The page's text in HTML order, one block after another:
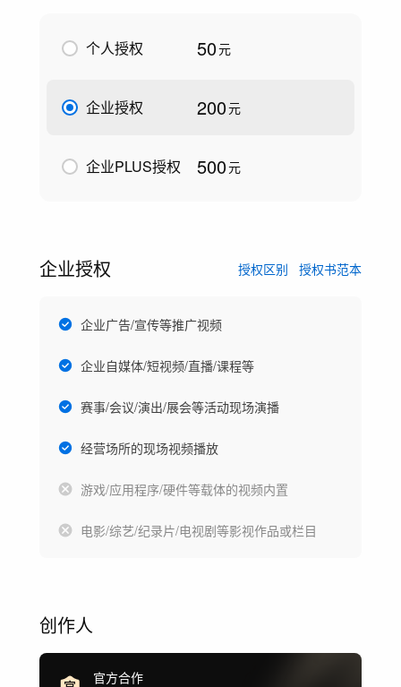
个人授权 50元
企业授权 200元
企业PLUS授权 500元
企业授权 授权区别 授权书范本
企业广告/宣传等推广视频
企业自媒体/短视频/直播/课程等
赛事/会议/演出/展会等活动现场演播
经营场所的现场视频播放
游戏/应用程序/硬件等载体的视频内置
电影/综艺/纪录片/电视剧等影视作品或栏目
创作人
官方合作